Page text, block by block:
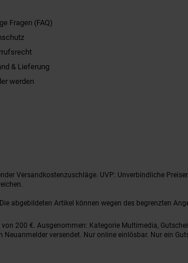
Fragen (FAQ)
& Lieferung
werden
Versandkostenzuschläge. UVP: Unverbindliche
abgebildeten Artikel können wegen des begrenzten
200 €. Ausgenommen: Kategorie Multimedia,
versendet. Nur online einlösbar. Nur ein